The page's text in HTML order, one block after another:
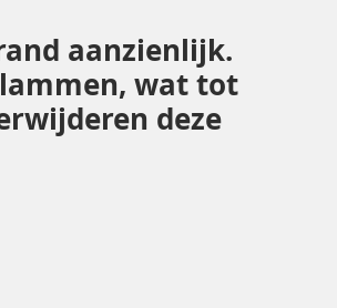
aanzienlijk.
wat tot
deze